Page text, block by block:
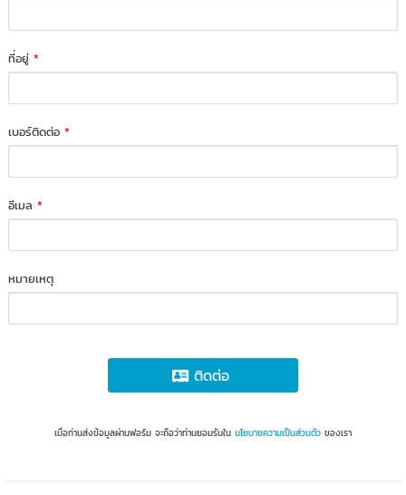
ที่อยู่*
เบอร์ติดต่อ*
อีเมล*
หมายเหตุ
ติดต่อ
เมื่อท่านส่งข้อมูลผ่านฟอร์ม จะถือว่าท่านยอมรับใน นโยบายความเป็นส่วนตัว ของเรา